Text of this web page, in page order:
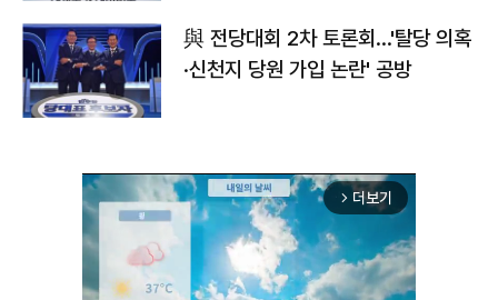
與 전당대회 2차 토론회…'탈당 의혹
·신천지 당원 가입 논란' 공방
arrow_forward_ios 더보기